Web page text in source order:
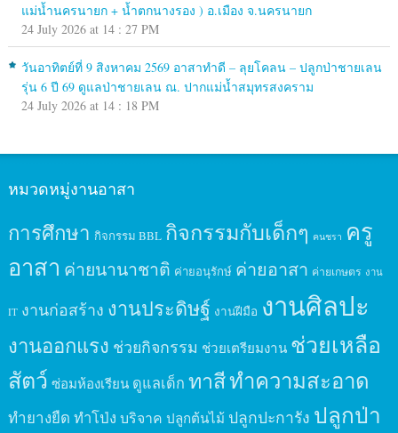
แม่น้ำนครนายก + น้ำตกนางรอง ) อ.เมือง จ.นครนายก
24 July 2026 at 14 : 27 PM
วันอาทิตย์ที่ 9 สิงหาคม 2569 อาสาทำดี – ลุยโคลน – ปลูกป่าชายเลน
รุ่น 6 ปี 69 ดูแลป่าชายเลน ณ. ปากแม่น้ำสมุทรสงคราม
24 July 2026 at 14 : 18 PM
หมวดหมู่งานอาสา
การศึกษา กิจกรรม BBL กิจกรรมกับเด็กๆ คนชรา ครู
อาสา ค่ายนานาชาติ ค่ายอนุรักษ์ ค่ายอาสา ค่ายเกษตร งาน
IT งานก่อสร้าง งานประดิษฐ์ งานฝีมือ งานศิลปะ
งานออกแรง ช่วยกิจกรรม ช่วยเตรียมงาน ช่วยเหลือ
สัตว์ ซ่อมห้องเรียน ดูแลเด็ก ทาสีทำความสะอาด
ทำยางยืด ทำโป่ง บริจาค ปลูกต้นไม้ ปลูกปะการัง ปลูกป่า